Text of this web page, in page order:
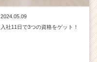
2024.05.09
入社11日で3つの資格をゲット！